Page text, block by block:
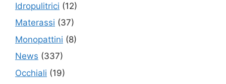
Idropulitrici (12)
Materassi (37)
Monopattini (8)
News (337)
Occhiali (19)